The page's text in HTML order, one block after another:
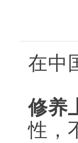
在中
修养
性，